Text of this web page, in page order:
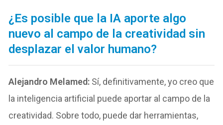
¿Es posible que la IA aporte algo
nuevo al campo de la creatividad sin
desplazar el valor humano?
Alejandro Melamed: Sí, definitivamente, yo creo que
la inteligencia artificial puede aportar al campo de la
creatividad. Sobre todo, puede dar herramientas,